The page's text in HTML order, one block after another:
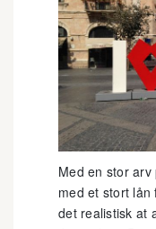
Med en stor
med et stort
det realistisk at